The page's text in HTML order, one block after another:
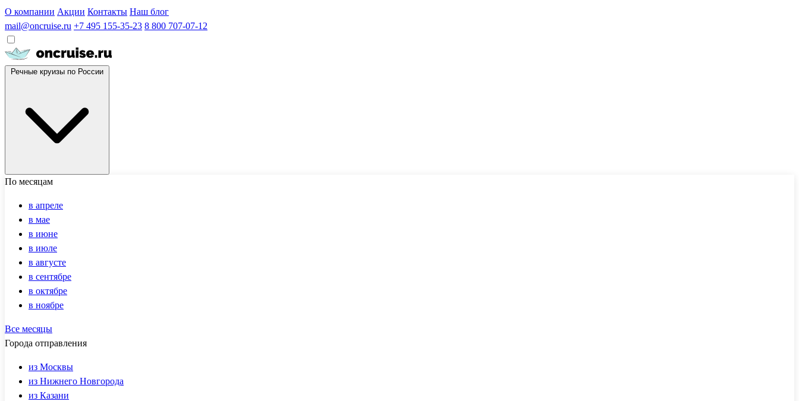
О компании Акции Контакты Наш блог
mail@oncruise.ru +7 495 155-35-23 8 800 707-07-12
По месяцам
в апреле
в мае
в июне
в июле
в августе
в сентябре
в октябре
в ноябре
Все месяцы
Города отправления
из Москвы
из Нижнего Новгорода
из Казани